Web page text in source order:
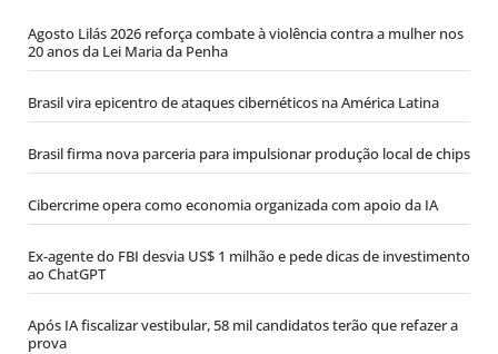
Agosto Lilás 2026 reforça combate à violência contra a mulher nos
20 anos da Lei Maria da Penha
Brasil vira epicentro de ataques cibernéticos na América Latina
Brasil firma nova parceria para impulsionar produção local de chips
Cibercrime opera como economia organizada com apoio da IA
Ex-agente do FBI desvia US$ 1 milhão e pede dicas de investimento
ao ChatGPT
Após IA fiscalizar vestibular, 58 mil candidatos terão que refazer a
prova